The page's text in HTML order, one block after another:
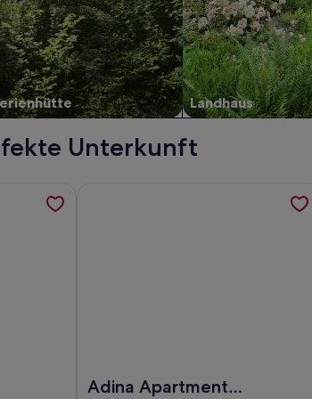
Landhaus
Unterkunft
Adina Apartment